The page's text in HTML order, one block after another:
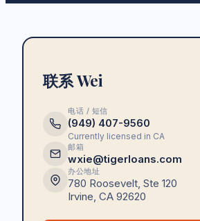
联系 Wei
电话 / 短信
(949) 407-9560
Currently licensed in CA
邮箱
wxie@tigerloans.com
办公地址
780 Roosevelt, Ste 120
Irvine, CA 92620